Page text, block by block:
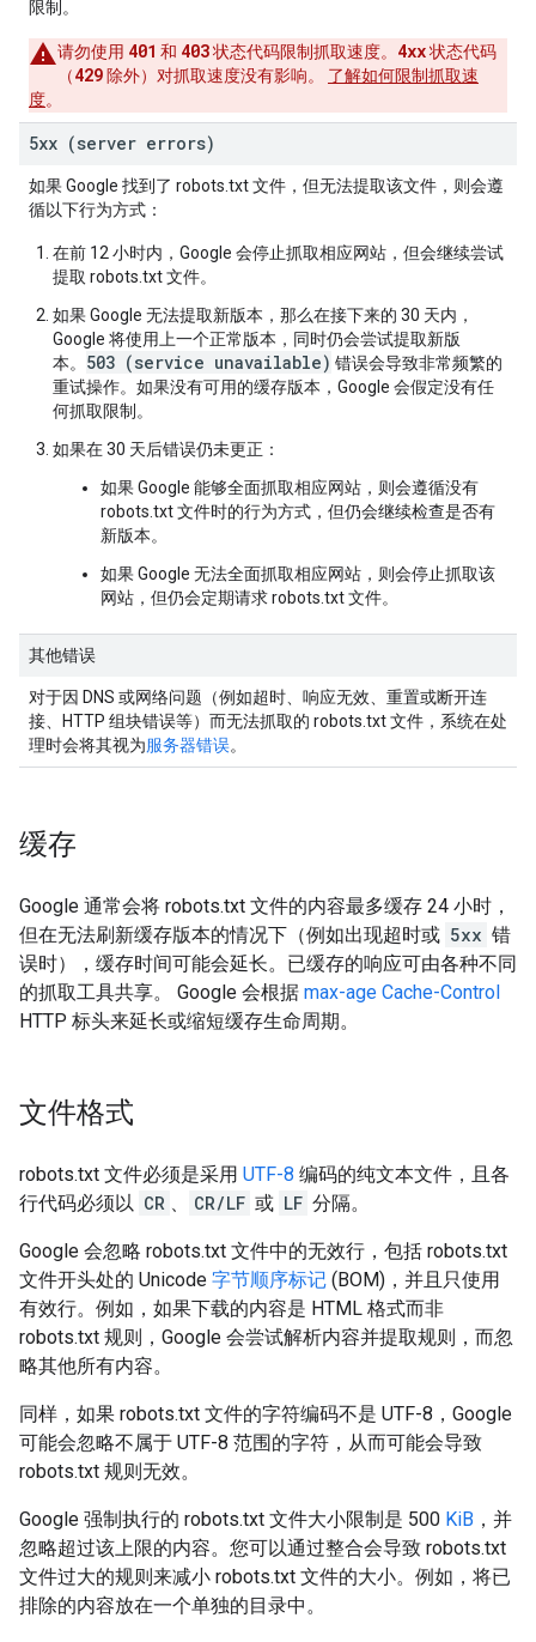
限制。
请勿使用 401 和 403状态代码限制抓取速度。 4xx状态代码
（429 除外）对抓取速度没有影响。 了解如何限制抓取速
度。
5xx (server errors)
如果 Google 找到了 robots.txt 文件，但无法提取该文件，则会遵
循以下行为方式：
在前 12 小时内，Google 会停止抓取相应网站，但会继续尝试
提取 robots.txt 文件。
如果 Google 无法提取新版本，那么在接下来的 30 天内，
Google 将使用上一个正常版本，同时仍会尝试提取新版
本。 503 (service unavailable) 错误会导致非常频繁的
重试操作。如果没有可用的缓存版本，Google 会假定没有任
何抓取限制。
如果在 30 天后错误仍未更正：
如果 Google 能够全面抓取相应网站，则会遵循没有
robots.txt 文件时的行为方式，但仍会继续检查是否有
新版本。
如果 Google 无法全面抓取相应网站，则会停止抓取该
网站，但仍会定期请求 robots.txt 文件。
其他错误
对于因 DNS 或网络问题（例如超时、响应无效、重置或断开连
接、HTTP 组块错误等）而无法抓取的 robots.txt 文件，系统在处
理时会将其视为服务器错误。
缓存
Google 通常会将 robots.txt 文件的内容最多缓存 24 小时，
但在无法刷新缓存版本的情况下（例如出现超时或 5xx 错
误时），缓存时间可能会延长。已缓存的响应可由各种不同
的抓取工具共享。 Google 会根据 max-age Cache-Control
HTTP 标头来延长或缩短缓存生命周期。
文件格式
robots.txt 文件必须是采用 UTF-8 编码的纯文本文件，且各
行代码必须以 CR 、 CR/LF 或 LF 分隔。
Google 会忽略 robots.txt 文件中的无效行，包括 robots.txt
文件开头处的 Unicode 字节顺序标记 (BOM)，并且只使用
有效行。例如，如果下载的内容是 HTML 格式而非
robots.txt 规则，Google 会尝试解析内容并提取规则，而忽
略其他所有内容。
同样，如果 robots.txt 文件的字符编码不是 UTF-8，Google
可能会忽略不属于 UTF-8 范围的字符，从而可能会导致
robots.txt 规则无效。
Google 强制执行的 robots.txt 文件大小限制是 500 KiB ，并
忽略超过该上限的内容。您可以通过整合会导致 robots.txt
文件过大的规则来减小 robots.txt 文件的大小。例如，将已
排除的内容放在一个单独的目录中。